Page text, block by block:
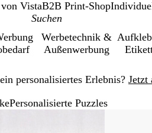
VistaB2B Print-Shop
Werbetechnik &
Außenwerbung
personalisiertes Erlebnis? Jetzt
Personalisierte Puzzles